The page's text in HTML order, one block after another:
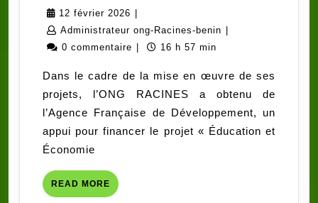
proposition
pour
recrutement
d’un
auditeur
financier
12 février 2026 12
février
2026
Administrateur ong-Racines-benin Administrateur
benin
0 commentaire
16 h 57 min
Dans le cadre de la mise en œuvre de ses
projets, l’ONG RACINES a obtenu de
l’Agence Française de Développement, un
appui pour financer le projet « Éducation et
Économie
READ MORE READ
MORE